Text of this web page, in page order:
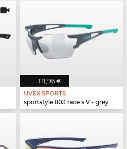
111,96 €
UVEX SPORTS
sportstyle 803 race s V - grey mat mint